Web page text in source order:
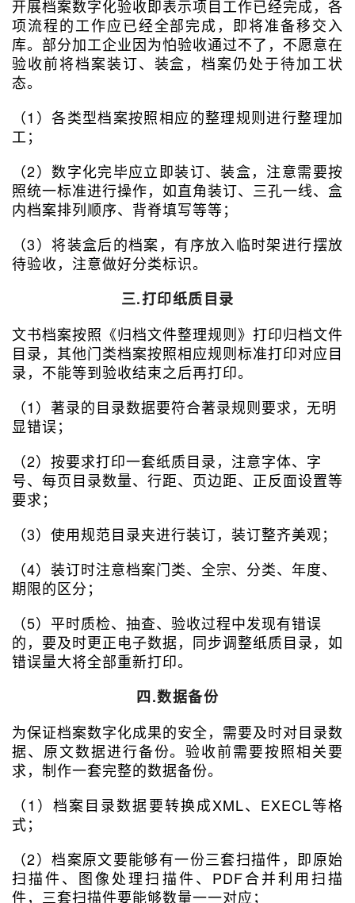
开展档案数字化验收即表示项目工作已经完成，各
项流程的工作应已经全部完成，即将准备移交入
库。部分加工企业因为怕验收通过不了，不愿意在
验收前将档案装订、装盒，档案仍处于待加工状
态。
（1）各类型档案按照相应的整理规则进行整理加
工；
（2）数字化完毕应立即装订、装盒，注意需要按
照统一标准进行操作，如直角装订、三孔一线、盒
内档案排列顺序、背脊填写等等；
（3）将装盒后的档案，有序放入临时架进行摆放
待验收，注意做好分类标识。
三.打印纸质目录
文书档案按照《归档文件整理规则》打印归档文件
目录，其他门类档案按照相应规则标准打印对应目
录，不能等到验收结束之后再打印。
（1）著录的目录数据要符合著录规则要求，无明
显错误；
（2）按要求打印一套纸质目录，注意字体、字
号、每页目录数量、行距、页边距、正反面设置等
要求；
（3）使用规范目录夹进行装订，装订整齐美观；
（4）装订时注意档案门类、全宗、分类、年度、
期限的区分；
（5）平时质检、抽查、验收过程中发现有错误
的，要及时更正电子数据，同步调整纸质目录，如
错误量大将全部重新打印。
四.数据备份
为保证档案数字化成果的安全，需要及时对目录数
据、原文数据进行备份。验收前需要按照相关要
求，制作一套完整的数据备份。
（1）档案目录数据要转换成XML、EXECL等格
式；
（2）档案原文要能够有一份三套扫描件，即原始
扫描件、图像处理扫描件、PDF合并利用扫描
件，三套扫描件要能够数量一一对应；